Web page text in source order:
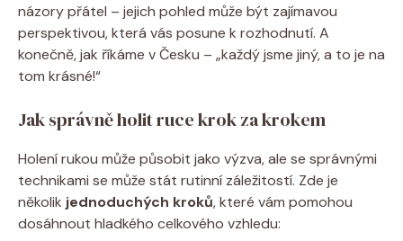
názory přátel – jejich pohled může být zajímavou
perspektivou, která vás posune k rozhodnutí. A
konečně, jak říkáme v Česku – „každý jsme jiný, a to je na
tom krásné!“
Jak správně holit ruce krok za krokem
Holení rukou může působit jako výzva, ale se správnými
technikami se může stát rutinní záležitostí. Zde je
několik jednoduchých kroků, které vám pomohou
dosáhnout hladkého celkového vzhledu: